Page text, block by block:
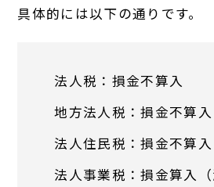
具体的には以下の通りです。
法人税：損金不算入
地方法人税：損金不算入
法人住民税：損金不算入
法人事業税：損金算入（